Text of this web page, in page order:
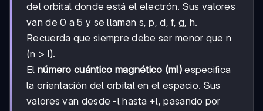
del orbital donde está el electrón. Sus valores
van de 0 a 5 y se llaman s, p, d, f, g, h.
Recuerda que siempre debe ser menor que n
(n > l).
El número cuántico magnético (ml)especifica
la orientación del orbital en el espacio. Sus
valores van desde -l hasta +l, pasando por